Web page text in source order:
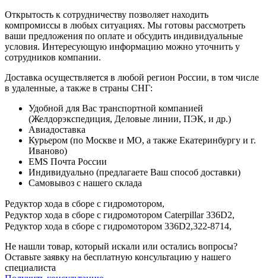
Открытость к сотрудничеству позволяет находить
компромиссы в любых ситуациях. Мы готовы рассмотреть
ваши предложения по оплате и обсудить индивидуальные
условия. Интересующую информацию можно уточнить у
сотрудников компании.
Доставка осуществляется в любой регион России, в том числе
в удаленные, а также в страны СНГ:
Удобной для Вас транспортной компанией
(Желдорэкспедиция, Деловые линии, ПЭК, и др.)
Авиадоставка
Курьером (по Москве и МО, а также Екатеринбургу и г.
Иваново)
EMS Почта России
Индивидуально (предлагаете Ваш способ доставки)
Самовывоз с нашего склада
Редуктор хода в сборе с гидромотором,
Редуктор хода в сборе с гидромотором Caterpillar 336D2,
Редуктор хода в сборе с гидромотором 336D2,322-8714,
Не нашли товар, который искали или остались вопросы?
Оставьте заявку на бесплатную консультацию у нашего
специалиста